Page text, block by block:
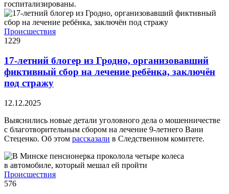
госпитализированы.
Происшествия
1229
17-летний блогер из Гродно, организовавший
фиктивный сбор на лечение ребёнка, заключён
под стражу
12.12.2025
Выяснились новые детали уголовного дела о мошенничестве
с благотворительным сбором на лечение 9-летнего Вани
Стеценко. Об этом рассказали в Следственном комитете.
Происшествия
576